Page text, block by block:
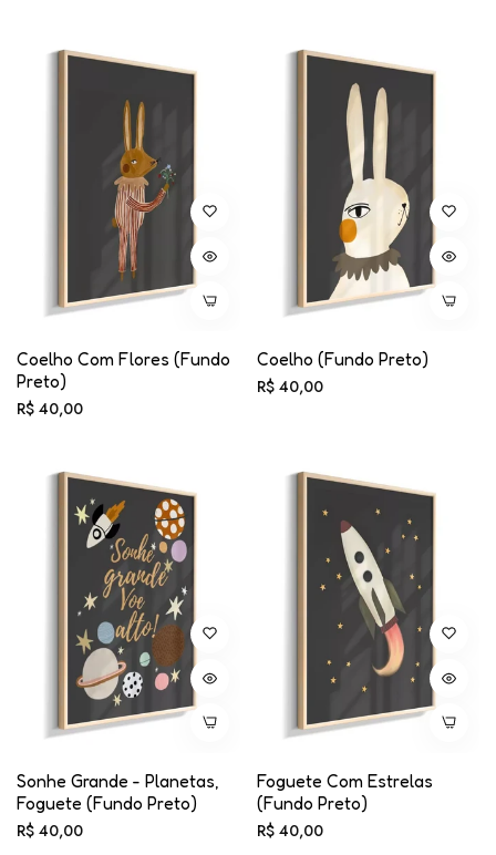
Coelho Com Flores (fundo
Preto)
Preço
R$ 40,00
Coelho (fundo Preto)
Preço
R$ 40,00
Sonhe Grande - Planetas,
Foguete (fundo Preto)
Preço
R$ 40,00
Foguete Com Estrelas
(fundo Preto)
Preço
R$ 40,00